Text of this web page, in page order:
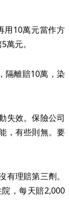
用10萬元當作方
元。
隔離賠10萬，染
失效。保險公司
，有些則無。要
理賠第三劑。
，每天賠2,000